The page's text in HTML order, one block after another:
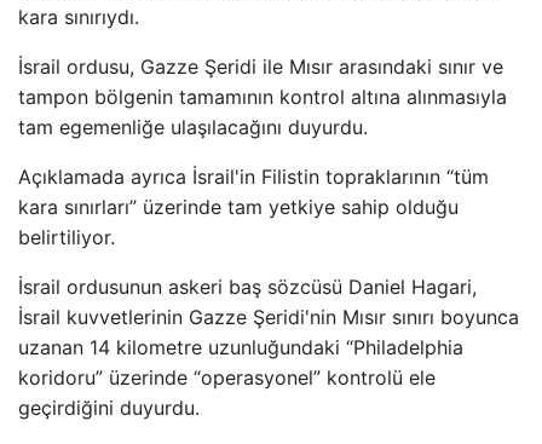
kara sınırıydı.
İsrail ordusu, Gazze Şeridi ile Mısır arasındaki sınır ve
tampon bölgenin tamamının kontrol altına alınmasıyla
tam egemenliğe ulaşılacağını duyurdu.
Açıklamada ayrıca İsrail'in Filistin topraklarının “tüm
kara sınırları” üzerinde tam yetkiye sahip olduğu
belirtiliyor.
İsrail ordusunun askeri baş sözcüsü Daniel Hagari,
İsrail kuvvetlerinin Gazze Şeridi'nin Mısır sınırı boyunca
uzanan 14 kilometre uzunluğundaki “Philadelphia
koridoru” üzerinde “operasyonel” kontrolü ele
geçirdiğini duyurdu.